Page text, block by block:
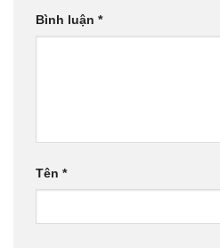
Bình luận *
Tên *